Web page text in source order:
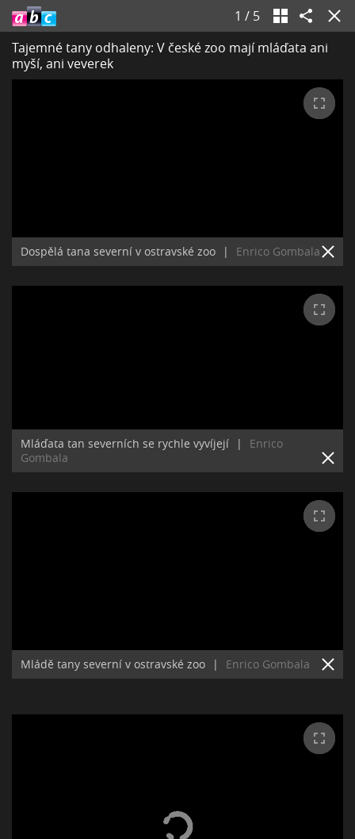
1 / 5
Tajemné tany odhaleny: V české zoo mají mláďata ani
myší, ani veverek
Dospělá tana severní v ostravské zoo | Enrico Gombala
Mláďata tan severních se rychle vyvíjejí |
Enrico
Gombala
Mládě tany severní v ostravské zoo | Enrico Gombala